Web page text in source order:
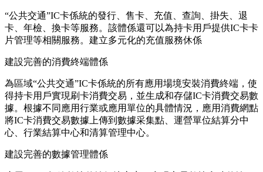
“公共交通”IC卡係統的發行、售卡、充值、查詢、掛失、退
卡、年檢、換卡等服務。該體係還可以為持卡用戶提供IC卡卡
片管理等相關服務。建立多元化的充值服務休係
建設完善的消費終端體係
為區域“公共交通”IC卡係統的所有應用場境安裝消費終端，使
得持卡用戶實現刷卡消費交易，並生成和存儲IC卡消費交易數
據。根據不同應用行業或應用單位的具體情況，應用消費網點
將IC卡消費交易數據上傳到數據采集點、運營單位結算分中
心、行業結算中心和清算管理中心。
建設完善的數據管理體係